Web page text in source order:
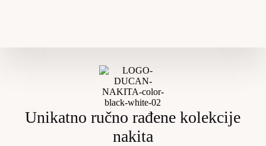
Unikatno ručno rađene kolekcije
nakita